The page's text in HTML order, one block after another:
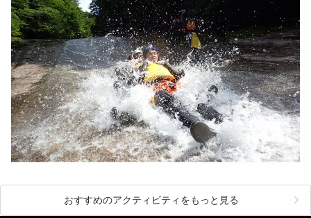
おすすめのアクティビティをもっと見る